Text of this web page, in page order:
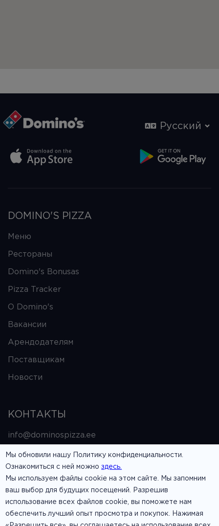
Русский
DOMINO'S PIZZA
Меню
Рестораны
Domino's Bonusas
Pizza Tracker
О Domino's
Вакансии
Арендодателям
Поставщикам
Новости
КОНТАКТЫ
info@dominospizza.ee
6333303
СЛЕДИТЬ
Мы обновили нашу Политику конфиденциальности.
Ознакомиться с ней можноздесь.
Мы используем файлы cookie на этом сайте. Мы запомним
ваш выбор для будущих посещений. Разрешив
использование всех файлов cookie, вы поможете нам
обеспечить лучший опыт просмотра и покупок. Нажимая